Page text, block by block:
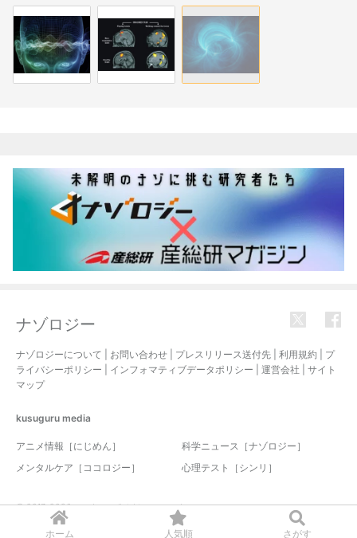
ホーム 人気順 さがす
ナゾロジー
ナゾロジーについて お問い合わせ プレスリリース送付先 利用規約
プ
ライバシーポリシー
インフォマティブデータポリシー 運営会社
サイト
マップ
kusuguru media
アニメ情報［にじめん］
科学ニュース［ナゾロジー］
メンタルケア［ココロジー］
心理テスト［シンリ］
© 2017-2026 nazology. all rights reserved.